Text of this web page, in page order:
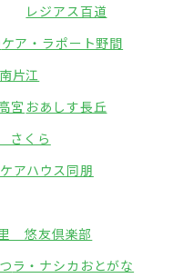
レジアス百道
ケア・ラポート野間
片江
宮 おあしす長丘
さくら
ケアハウス同朋
悠友倶楽部
ラ・ナシカおとがな